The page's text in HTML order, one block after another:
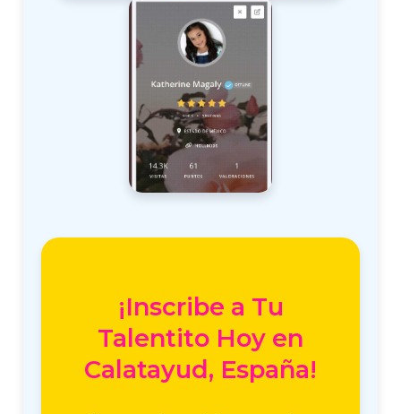
¡Inscribe a Tu
Talentito Hoy en
Calatayud, España!